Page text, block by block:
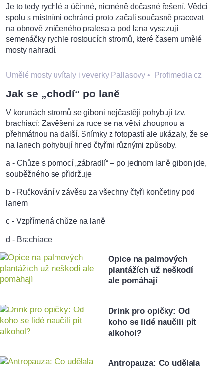
Je to tedy rychlé a účinné, nicméně dočasné řešení. Vědci
spolu s místními ochránci proto začali současně pracovat
na obnově zničeného pralesa a pod lana vysazují
semenáčky rychle rostoucích stromů, které časem umělé
mosty nahradí.
Umělé mosty uvítaly i veverky Pallasovy • Profimedia.cz
Jak se „chodí“ po laně
V korunách stromů se giboni nejčastěji pohybují tzv.
brachiací: Zavěšeni za ruce se na větvi zhoupnou a
přehmátnou na další. Snímky z fotopastí ale ukázaly, že se
na lanech pohybují hned čtyřmi různými způsoby.
a - Chůze s pomocí „zábradlí“ – po jednom laně gibon jde,
souběžného se přidržuje
b - Ručkování v závěsu za všechny čtyři končetiny pod
lanem
c - Vzpřímená chůze na laně
d - Brachiace
Opice na palmových
plantážích už neškodí
ale pomáhají
Drink pro opičky: Od
koho se lidé naučili pít
alkohol?
Antropauza: Co udělala